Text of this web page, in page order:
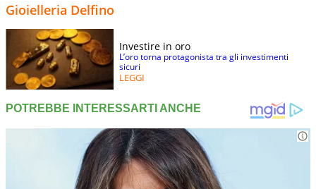
Gioielleria Delfino
Investire in oro
L’oro torna protagonista tra gli investimenti
sicuri
LEGGI